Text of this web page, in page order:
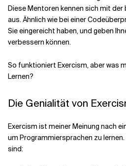
Diese Mentoren kennen sich mit
aus. Ähnlich wie bei einer
Sie eingereicht haben, und geben
verbessern können.
So funktioniert Exercism, aber was
Lernen?
Die Genialität von
Exercism ist meiner Meinung nach
um Programmiersprachen zu
sind: